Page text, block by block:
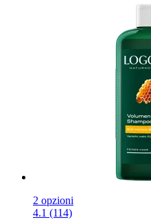
2 opzioni
4.1 (114)